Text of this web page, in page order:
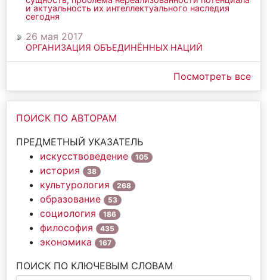
и актуальность их интеллектуального наследия
сегодня
26 мая 2017
ОРГАНИЗАЦИЯ ОБЪЕДИНЁННЫХ НАЦИЙ
Посмотреть все
ПОИСК ПО АВТОРАМ
ПРЕДМЕТНЫЙ УКАЗАТЕЛЬ
искусствоведение
105
история 38
культурология 268
образование 53
социология 186
философия 435
экономика 167
ПОИСК ПО КЛЮЧЕВЫМ СЛОВАМ